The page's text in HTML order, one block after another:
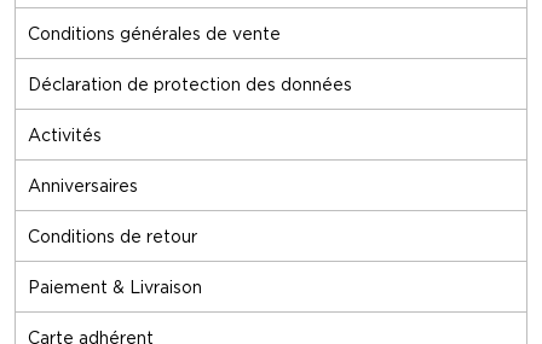
Conditions générales de vente
Déclaration de protection des données
Activités
Anniversaires
Conditions de retour
Paiement & Livraison
Carte adhérent